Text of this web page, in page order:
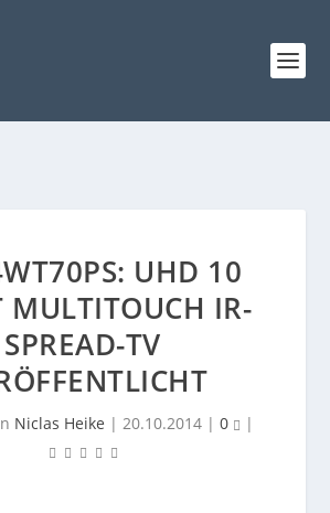
UHD 10
MULTITOUCH IR-
SPREAD-TV
Niclas Heike | 20.10.2014| 0 |